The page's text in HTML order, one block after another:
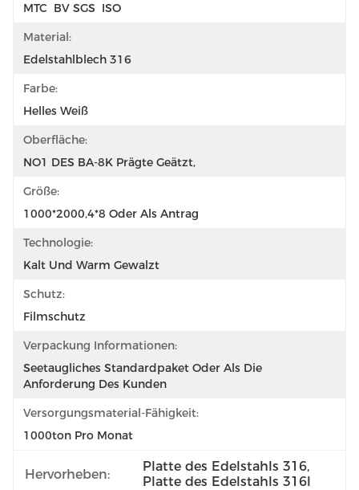
MTC  BV SGS  ISO
Material:
Edelstahlblech 316
Farbe:
Helles Weiß
Oberfläche:
NO1 DES BA-8K Prägte Geätzt,
Größe:
1000*2000,4*8 Oder Als Antrag
Technologie:
Kalt Und Warm Gewalzt
Schutz:
Filmschutz
Verpackung Informationen:
Seetaugliches Standardpaket Oder Als Die
Anforderung Des Kunden
Versorgungsmaterial-Fähigkeit:
1000ton Pro Monat
Hervorheben: Platte des Edelstahls 316,
Platte des Edelstahls 316l